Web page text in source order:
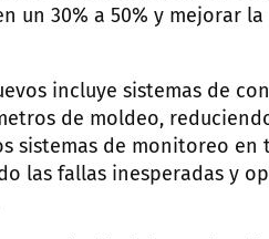
un 30% a 50% y mejorar
incluye sistemas de
de moldeo,
sistemas de monitoreo
las fallas inesperadas y